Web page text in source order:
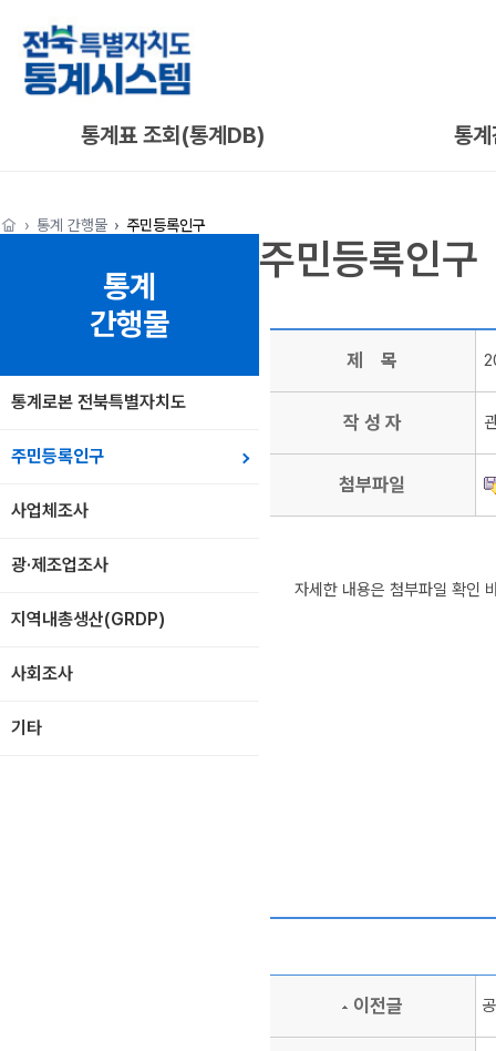
통계표 조회(통계DB) 통
통계 간행물 주민등록인구
통계
간행물
통계로본 전북특별자치도
주민등록인구
사업체조사
광·제조업조사
지역내총생산(GRDP)
사회조사
기타
주민등록인구
제 목
작 성 자
첨부파일
자세한 내용은 첨부파일 확인
이전글